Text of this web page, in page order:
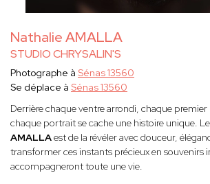
Nathalie AMALLA
STUDIO CHRYSALIN'S
Photographe à Sénas 13560
Se déplace à Sénas 13560
Derrière chaque ventre arrondi, chaque
chaque portrait se cache une histoire unique.
AMALLAest de la révéler avec douceur,
transformer ces instants précieux en souvenirs
accompagneront toute une vie.